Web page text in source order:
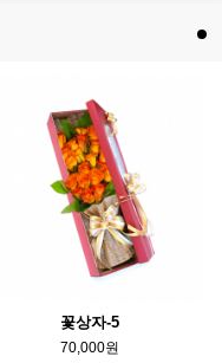
꽃상자-5
70,000원